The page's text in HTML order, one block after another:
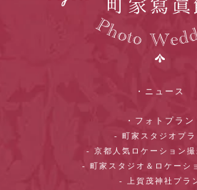
・ニュース
・フォトプラン
- 町家スタジオプラ
- 京都人気ロケーション撮
- 町家スタジオ＆ロケーシ
- 上賀茂神社プラ